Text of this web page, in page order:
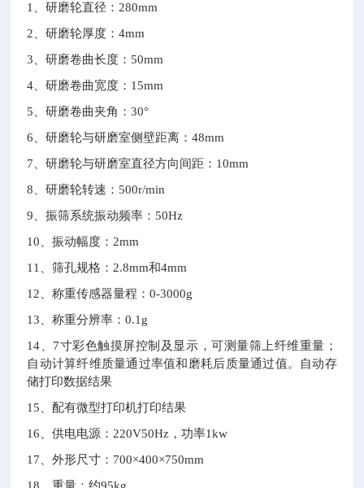
1
、研磨轮直径： 280mm
2 、研磨轮厚度：4mm
3 、研磨卷曲长度： 50mm
4 、研磨卷曲宽度： 15mm
5 、研磨卷曲夹角：30°
6 、研磨轮与研磨室侧壁距离：48mm
7 、研磨轮与研磨室直径方向间距： 10mm
8 、研磨轮转速： 500r/min
9 、振筛系统振动频率： 50Hz
10 、振动幅度： 2mm
11
、筛孔规格： 2.8mm和4mm
12 、称重传感器量程：0-3000g
13 、称重分辨率：0.1g
14
7寸彩色触摸屏控制及显示，可测量筛上纤维重量；
自动计算纤维质量通过率值和磨耗后质量通过值。自动存
储打印数据结果
15 、配有微型打印机打印结果
16 、供电电源： 220V50Hz ，功率1kw
17 、外形尺寸： 700×400×750mm